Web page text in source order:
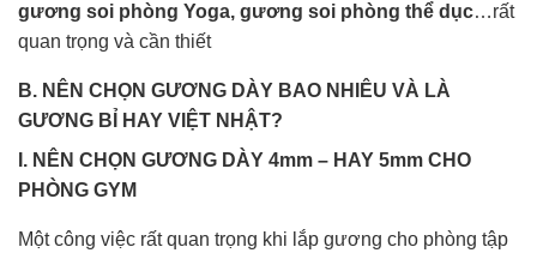
gương soi phòng Yoga, gương soi phòng thể dục…rất
quan trọng và cần thiết
B. NÊN CHỌN GƯƠNG DÀY BAO NHIÊU VÀ LÀ
GƯƠNG BỈ HAY VIỆT NHẬT?
I. NÊN CHỌN GƯƠNG DÀY 4mm – HAY 5mm CHO
PHÒNG GYM
Một công việc rất quan trọng khi lắp gương cho phòng tập